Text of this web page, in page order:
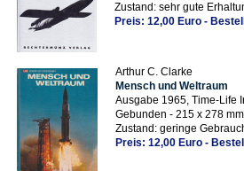
Zustand: sehr gute
Preis: 12,00 Euro -
Arthur C. Clarke
Mensch und Weltraum
Ausgabe 1965, Time-Life
Gebunden - 215 x 278
Zustand: geringe
Preis: 12,00 Euro -